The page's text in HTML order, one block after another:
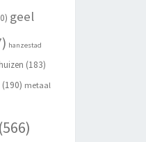
geel
hanzestad
huizen (183)
(190) metaal
(566)